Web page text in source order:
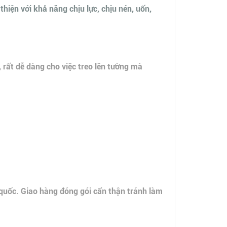
với khả năng chịu lực, chịu nén, uốn,
dễ dàng cho việc treo lên tường mà
Giao hàng đóng gói cẩn thận tránh làm